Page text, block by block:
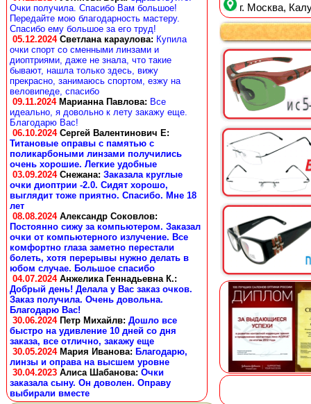
Очки получила. Спасибо Вам большое!
Передайте мою благодарность мастеру.
Спасибо ему большое за его труд!
05.12.2024 Светлана караулова: Купила
очки спорт со сменными линзами и
диоптриями, даже не знала, что такие
бывают, нашла только здесь, вижу
прекрасно, занимаюсь спортом, езжу на
веловипеде, спасибо
09.11.2024 Марианна Павлова: Все
идеально, я довольно к лету закажу еще.
Благодарю Вас!
06.10.2024 Сергей Валентинович Е:
Титановые оправы с памятью с
поликарбоными линзами получились
очень хорошие. Легкие удобные
03.09.2024 Снежана: Заказала круглые
очки диоптрии -2.0. Сидят хорошо,
выглядит тоже приятно. Спасибо. Мне 18
лет
08.08.2024 Александр Соковлов:
Постоянно сижу за компьютером. Заказал
очки от компьютерного излучение. Все
комфортно глаза заметно перестали
болеть, хотя перерывы нужно делать в
юбом случае. Большое спасибо
04.07.2024 Анжелика Геннадьевна К.:
Добрый день! Делала у Вас заказ очков.
Заказ получила. Очень довольна.
Благодарю Вас!
30.06.2024 Петр Михайлв: Дошло все
быстро на удивление 10 дней со дня
заказа, все отлично, закажу еще
30.05.2024 Мария Иванова: Благодарю,
линзы и оправа на высшем уровне
30.04.2023 Алиса Шабанова: Очки
заказала сыну. Он доволен. Оправу
выбирали вместе
г. Москва,